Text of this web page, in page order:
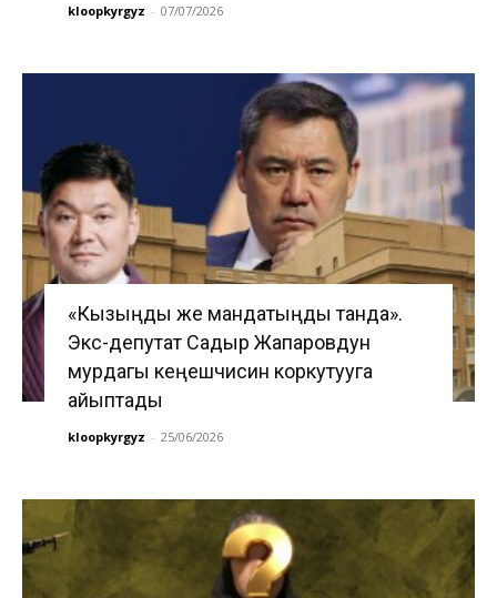
kloopkyrgyz - 07/07/2026
«Кызыңды же мандатыңды танда».
Экс-депутат Садыр Жапаровдун
мурдагы кеңешчисин коркутууга
айыптады
kloopkyrgyz - 25/06/2026